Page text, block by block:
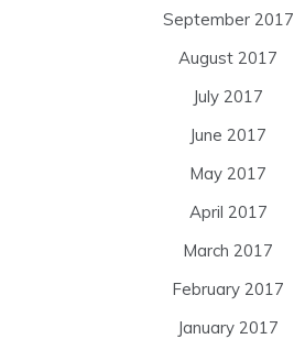
September 2017
August 2017
July 2017
June 2017
May 2017
April 2017
March 2017
February 2017
January 2017